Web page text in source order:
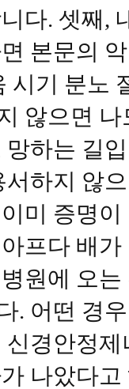
다. 셋째,
본문의
시기 분노
않으면
망하는 길
서하지 않
미 증명
프다 배
원에 오
. 어떤 경
신경안정
나았다